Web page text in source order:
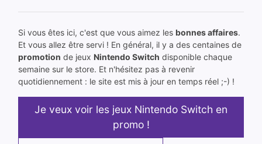
Si vous êtes ici, c'est que vous aimez les bonnes affaires.
Et vous allez être servi ! En général, il y a des centaines de
promotion de jeux Nintendo Switch disponible chaque
semaine sur le store. Et n'hésitez pas à revenir
quotidiennement : le site est mis à jour en temps réel ;-) !
Je veux voir les jeux Nintendo Switch en
promo !